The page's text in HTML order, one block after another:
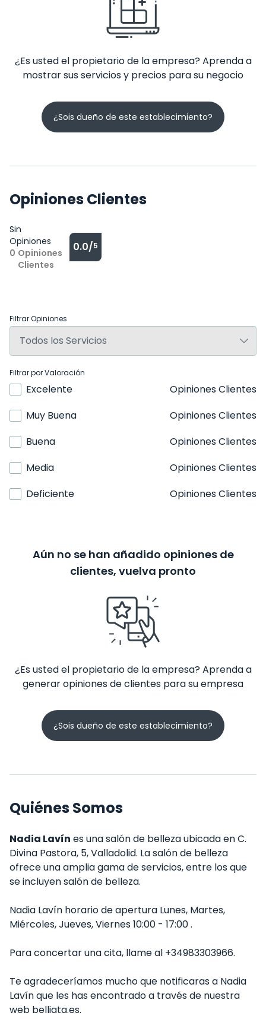
¿Es usted el propietario de la empresa? Aprenda a
mostrar sus servicios y precios para su negocio
¿Sois dueño de este establecimiento?
Opiniones Clientes
Sin
Opiniones
0 Opiniones
Clientes
0.0/5
Filtrar Opiniones
Filtrar por Valoración
Excelente
Opiniones Clientes
Muy Buena
Opiniones Clientes
Buena
Opiniones Clientes
Media
Opiniones Clientes
Deficiente
Opiniones Clientes
Aún no se han añadido opiniones de
clientes, vuelva pronto
¿Es usted el propietario de la empresa? Aprenda a
generar opiniones de clientes para su empresa
¿Sois dueño de este establecimiento?
Quiénes Somos
Nadia Lavín es una salón de belleza ubicada en C.
Divina Pastora, 5, Valladolid. La salón de belleza
ofrece una amplia gama de servicios, entre los que
se incluyen salón de belleza.
Nadia Lavín horario de apertura Lunes, Martes,
Miércoles, Jueves, Viernes 10:00 - 17:00 .
Para concertar una cita, llame al +34983303966.
Te agradeceríamos mucho que notificaras a Nadia
Lavín que les has encontrado a través de nuestra
web belliata.es.